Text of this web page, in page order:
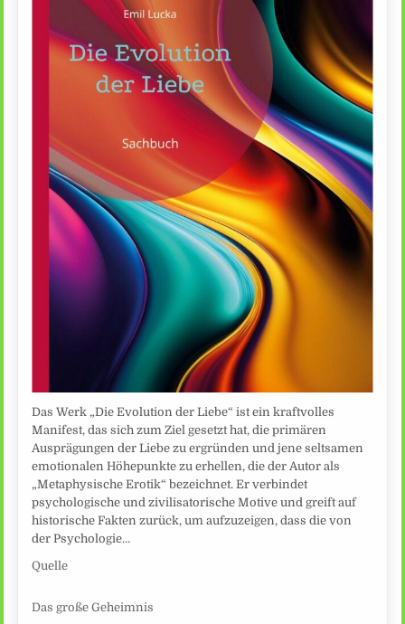
Das Werk „Die Evolution der Liebe“ ist ein kraftvolles
Manifest, das sich zum Ziel gesetzt hat, die primären
Ausprägungen der Liebe zu ergründen und jene seltsamen
emotionalen Höhepunkte zu erhellen, die der Autor als
„Metaphysische Erotik“ bezeichnet. Er verbindet
psychologische und zivilisatorische Motive und greift auf
historische Fakten zurück, um aufzuzeigen, dass die von
der Psychologie…
Quelle
Das große Geheimnis